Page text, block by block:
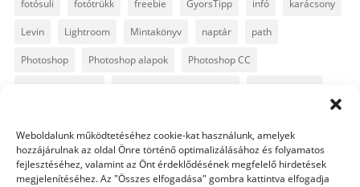
Weboldalunk működtetéséhez cookie-kat használunk, amelyek
hozzájárulnak az oldal Önre történő optimalizálásához és folyamatos
fejlesztéséhez, valamint az Önt érdeklődésének megfelelő hirdetések
megjelenítéséhez. Az "Összes elfogadása" gombra kattintva elfogadja
fotósuli fotótrükk freebie GyorsTipp infó karácsony
Levin Lightroom Mintakönyv naptár path
Photoshop Photoshop alapok Photoshop CC
szövegszerkesztés template text Topaz trükkök
videó vintage